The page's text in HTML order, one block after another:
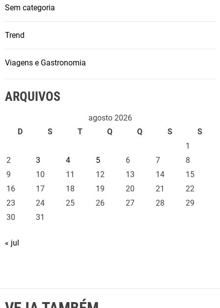
Sem categoria
Trend
Viagens e Gastronomia
ARQUIVOS
agosto 2026
D
S T Q Q S
S
1
2
3 4 5 6 7
8
9
10 11 12 13 14
15
16
17 18 19 20 21
22
23
24 25 26 27 28
29
30
31
« jul